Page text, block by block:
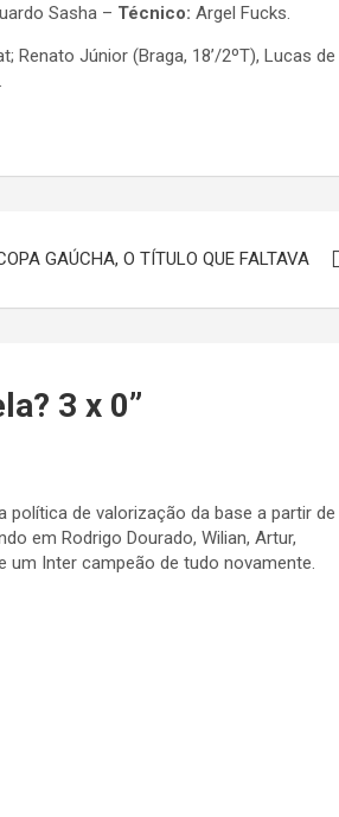
Sasha – Técnico: Argel Fucks.
Renato Júnior (Braga, 18’/2ºT), Lucas de
GAÚCHA, O TÍTULO QUE FALTAVA
3 x 0”
política de valorização da base a partir de
em Rodrigo Dourado, Wilian, Artur,
um Inter campeão de tudo novamente.